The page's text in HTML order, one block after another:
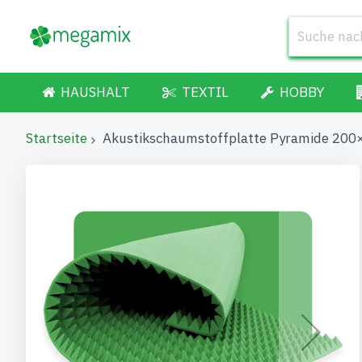
HAUSHALT TEXTIL HOBBY
Startseite Akustikschaumstoffplatte Pyramide
Bildgalerie
springen